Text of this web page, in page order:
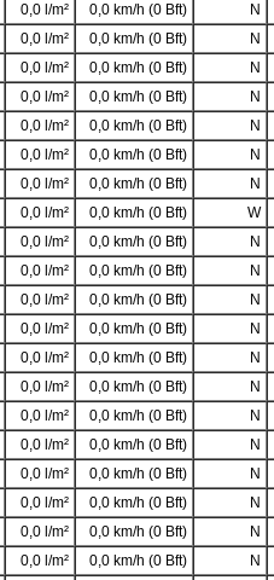
0,0 l/m² 0,0 km/h (0 Bft) N
0,0 l/m² 0,0 km/h (0 Bft) N
0,0 l/m² 0,0 km/h (0 Bft) N
0,0 l/m² 0,0 km/h (0 Bft) N
0,0 l/m² 0,0 km/h (0 Bft) N
0,0 l/m² 0,0 km/h (0 Bft) N
0,0 l/m² 0,0 km/h (0 Bft) N
0,0 l/m² 0,0 km/h (0 Bft) W
0,0 l/m² 0,0 km/h (0 Bft) N
0,0 l/m² 0,0 km/h (0 Bft) N
0,0 l/m² 0,0 km/h (0 Bft) N
0,0 l/m² 0,0 km/h (0 Bft) N
0,0 l/m² 0,0 km/h (0 Bft) N
0,0 l/m² 0,0 km/h (0 Bft) N
0,0 l/m² 0,0 km/h (0 Bft) N
0,0 l/m² 0,0 km/h (0 Bft) N
0,0 l/m² 0,0 km/h (0 Bft) N
0,0 l/m² 0,0 km/h (0 Bft) N
0,0 l/m² 0,0 km/h (0 Bft) N
0,0 l/m² 0,0 km/h (0 Bft) N